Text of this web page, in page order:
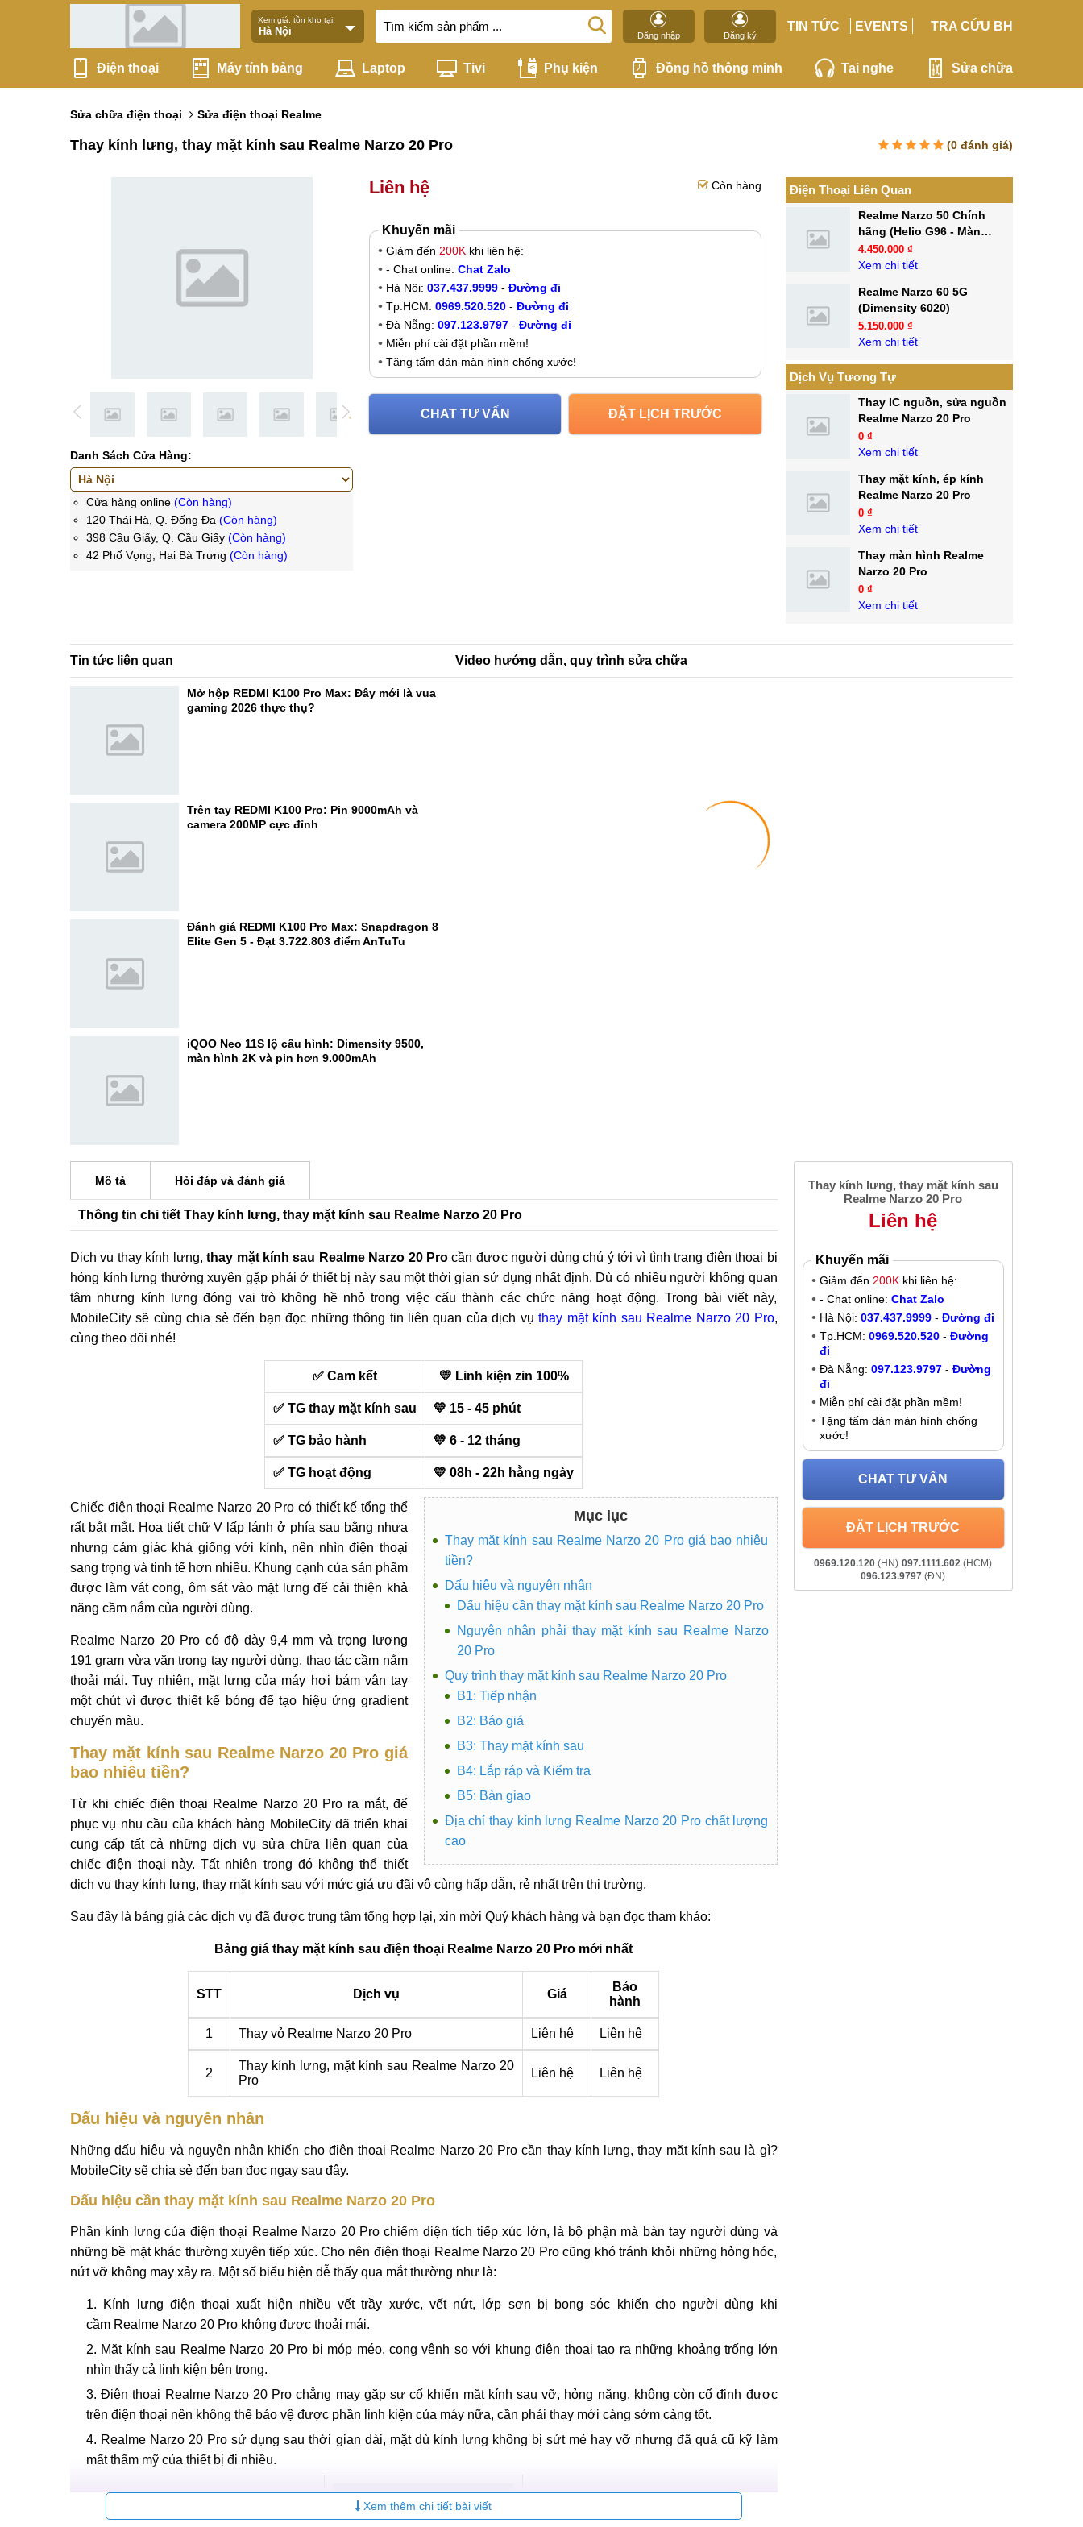
Xem giá, tồn kho tại:
Đăng nhập Đăng ký
TIN TỨC EVENTS TRA CỨU BH
Điện thoại Máy tính bảng Laptop Tivi Phụ kiện Đồng hồ thông minh Tai nghe Sửa chữa
Sửa chữa điện thoại Sửa điện thoại Realme
Thay kính lưng, thay mặt kính sau Realme Narzo 20 Pro (0 đánh giá)
Danh Sách Cửa Hàng:
Cửa hàng online (Còn hàng)
120 Thái Hà, Q. Đống Đa (Còn hàng)
398 Cầu Giấy, Q. Cầu Giấy (Còn hàng)
42 Phố Vọng, Hai Bà Trưng (Còn hàng)
Liên hệ Còn hàng
Khuyến mãi
Giảm đến 200K khi liên hệ:
- Chat online: Chat Zalo
Hà Nội: 037.437.9999 - Đường đi
Tp.HCM: 0969.520.520 - Đường đi
Đà Nẵng: 097.123.9797 - Đường đi
Miễn phí cài đặt phần mềm!
Tặng tấm dán màn hình chống xước!
CHAT TƯ VẤN ĐẶT LỊCH TRƯỚC
Điện Thoại Liên Quan
Realme Narzo 50 Chính
hãng (Helio G96 - Màn
120Hz)
4.450.000 ₫
Xem chi tiết
Realme Narzo 60 5G
(Dimensity 6020)
5.150.000 ₫
Xem chi tiết
Dịch Vụ Tương Tự
Thay IC nguồn, sửa nguồn
Realme Narzo 20 Pro
0 ₫
Xem chi tiết
Thay mặt kính, ép kính
Realme Narzo 20 Pro
0 ₫
Xem chi tiết
Thay màn hình Realme
Narzo 20 Pro
0 ₫
Xem chi tiết
Tin tức liên quan
Mở hộp REDMI K100 Pro Max: Đây mới là vua
gaming 2026 thực thụ?
Trên tay REDMI K100 Pro: Pin 9000mAh và
camera 200MP cực đỉnh
Đánh giá REDMI K100 Pro Max: Snapdragon 8
Elite Gen 5 - Đạt 3.722.803 điểm AnTuTu
iQOO Neo 11S lộ cấu hình: Dimensity 9500,
màn hình 2K và pin hơn 9.000mAh
Video hướng dẫn, quy trình sửa chữa
Mô tả Hỏi đáp và đánh giá
Thông tin chi tiết Thay kính lưng, thay mặt kính sau Realme Narzo 20 Pro
Dịch vụ thay kính lưng,thay mặt kính sau Realme Narzo 20 Pro cần được người dùng chú ý tới vì tình trạng điện thoại bị
hỏng kính lưng thường xuyên gặp phải ở thiết bị này sau một thời gian sử dụng nhất định. Dù có nhiều người không quan
tâm nhưng kính lưng đóng vai trò không hề nhỏ trong việc cấu thành các chức năng hoạt động. Trong bài viết này,
MobileCity sẽ cùng chia sẻ đến bạn đọc những thông tin liên quan của dịch vụthay mặt kính sau Realme Narzo 20 Pro,
cùng theo dõi nhé!
✅ Cam kết 💛 Linh kiện zin 100%
✅ TG thay mặt kính sau 💛 15 - 45 phút
✅ TG bảo hành 💛 6 - 12 tháng
✅ TG hoạt động 💛 08h - 22h hằng ngày
Mục lục
Thay mặt kính sau Realme Narzo 20 Pro giá bao nhiêu
tiền?
Dấu hiệu và nguyên nhân
Dấu hiệu cần thay mặt kính sau Realme Narzo 20 Pro
Nguyên nhân phải thay mặt kính sau Realme Narzo
20 Pro
Quy trình thay mặt kính sau Realme Narzo 20 Pro
B1: Tiếp nhận
B2: Báo giá
B3: Thay mặt kính sau
B4: Lắp ráp và Kiểm tra
B5: Bàn giao
Địa chỉ thay kính lưng Realme Narzo 20 Pro chất lượng
cao
Chiếc điện thoại Realme Narzo 20 Pro có thiết kế tổng thể
rất bắt mắt. Họa tiết chữ V lấp lánh ở phía sau bằng nhựa
nhưng cảm giác khá giống với kính, nên nhìn điện thoại
sang trọng và tinh tế hơn nhiều. Khung cạnh của sản phẩm
được làm vát cong, ôm sát vào mặt lưng để cải thiện khả
năng cầm nắm của người dùng.
Realme Narzo 20 Pro có độ dày 9,4 mm và trọng lượng
191 gram vừa vặn trong tay người dùng, thao tác cầm nắm
thoải mái. Tuy nhiên, mặt lưng của máy hơi bám vân tay
một chút vì được thiết kế bóng để tạo hiệu ứng gradient
chuyển màu.
Thay mặt kính sau Realme Narzo 20 Pro giá
bao nhiêu tiền?
Từ khi chiếc điện thoại Realme Narzo 20 Pro ra mắt, để
phục vụ nhu cầu của khách hàng MobileCity đã triển khai
cung cấp tất cả những dịch vụ sửa chữa liên quan của
chiếc điện thoại này. Tất nhiên trong đó không thể thiết
dịch vụ thay kính lưng, thay mặt kính sau với mức giá ưu đãi vô cùng hấp dẫn, rẻ nhất trên thị trường.
Sau đây là bảng giá các dịch vụ đã được trung tâm tổng hợp lại, xin mời Quý khách hàng và bạn đọc tham khảo:
Bảng giá thay mặt kính sau điện thoại Realme Narzo 20 Pro mới nhất
STT Dịch vụ Giá
Bảo
hành
1 Thay vỏ Realme Narzo 20 Pro Liên hệ Liên hệ
2
Thay kính lưng, mặt kính sau Realme Narzo 20
Pro
Liên hệ Liên hệ
Dấu hiệu và nguyên nhân
Những dấu hiệu và nguyên nhân khiến cho điện thoại Realme Narzo 20 Pro cần thay kính lưng, thay mặt kính sau là gì?
MobileCity sẽ chia sẻ đến bạn đọc ngay sau đây.
Dấu hiệu cần thay mặt kính sau Realme Narzo 20 Pro
Phần kính lưng của điện thoại Realme Narzo 20 Pro chiếm diện tích tiếp xúc lớn, là bộ phận mà bàn tay người dùng và
những bề mặt khác thường xuyên tiếp xúc. Cho nên điện thoại Realme Narzo 20 Pro cũng khó tránh khỏi những hỏng hóc,
nứt vỡ không may xảy ra. Một số biểu hiện dễ thấy qua mắt thường như là:
Kính lưng điện thoại xuất hiện nhiều vết trầy xước, vết nứt, lớp sơn bị bong sóc khiến cho người dùng khi
cầm Realme Narzo 20 Pro không được thoải mái.
Mặt kính sau Realme Narzo 20 Pro bị móp méo, cong vênh so với khung điện thoại tạo ra những khoảng trống lớn
nhìn thấy cả linh kiện bên trong.
Điện thoại Realme Narzo 20 Pro chẳng may gặp sự cố khiến mặt kính sau vỡ, hỏng nặng, không còn cố định được
trên điện thoại nên không thể bảo vệ được phần linh kiện của máy nữa, cần phải thay mới càng sớm càng tốt.
Realme Narzo 20 Pro sử dụng sau thời gian dài, mặt dù kính lưng không bị sứt mẻ hay vỡ nhưng đã quá cũ kỹ làm
mất thẩm mỹ của thiết bị đi nhiều.
Xem thêm chi tiết bài viết
Thay kính lưng, thay mặt kính sau
Realme Narzo 20 Pro
Liên hệ
Khuyến mãi
Giảm đến 200Kkhi liên hệ:
- Chat online: Chat Zalo
Hà Nội: 037.437.9999- Đường đi
Tp.HCM: 0969.520.520- Đường
đi
Đà Nẵng: 097.123.9797- Đường
đi
Miễn phí cài đặt phần mềm!
Tặng tấm dán màn hình chống
xước!
CHAT TƯ VẤN
ĐẶT LỊCH TRƯỚC
0969.120.120 (HN) 097.1111.602 (HCM)
096.123.9797 (ĐN)